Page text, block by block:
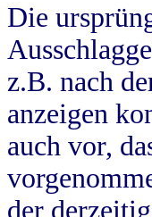
Die
z.B. nach
anzeigen
auch vor,
der